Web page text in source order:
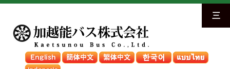
三